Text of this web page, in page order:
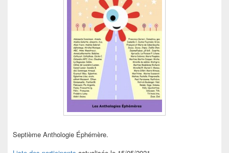
Septième Anthologie Éphémère.